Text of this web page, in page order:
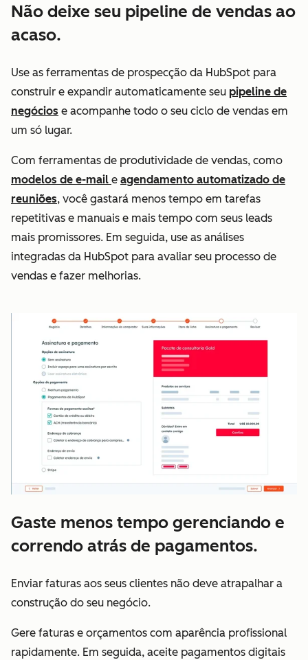
Não deixe seu pipeline de vendas ao
acaso.
Use as ferramentas de prospecção da HubSpot para
construir e expandir automaticamente seu pipeline de
negócios e acompanhe todo o seu ciclo de vendas em
um só lugar.
Com ferramentas de produtividade de vendas, como
modelos de e-mail e agendamento automatizado de
reuniões, você gastará menos tempo em tarefas
repetitivas e manuais e mais tempo com seus leads
mais promissores. Em seguida, use as análises
integradas da HubSpot para avaliar seu processo de
vendas e fazer melhorias.
Gaste menos tempo gerenciando e
correndo atrás de pagamentos.
Enviar faturas aos seus clientes não deve atrapalhar a
construção do seu negócio.
Gere faturas e orçamentos com aparência profissional
rapidamente. Em seguida, aceite pagamentos digitais